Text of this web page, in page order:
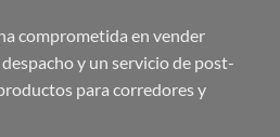
comprometida en vender
y un servicio de post-
para corredores y